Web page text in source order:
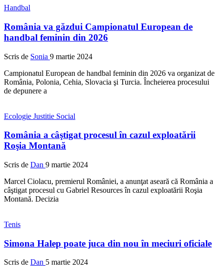
Handbal
România va găzdui Campionatul European de
handbal feminin din 2026
Scris de Sonia 9 martie 2024
Campionatul European de handbal feminin din 2026 va organizat de
România, Polonia, Cehia, Slovacia şi Turcia. Încheierea procesului
de depunere a
Ecologie Justitie Social
România a câştigat procesul în cazul exploatării
Roşia Montană
Scris de Dan 9 martie 2024
Marcel Ciolacu, premierul României, a anunţat aseară că România a
câştigat procesul cu Gabriel Resources în cazul exploatării Roşia
Montană. Decizia
Tenis
Simona Halep poate juca din nou în meciuri oficiale
Scris de Dan 5 martie 2024